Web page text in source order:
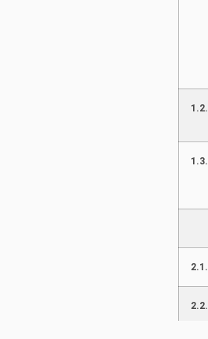
1.2.
1.3.
2.1.
2.2.